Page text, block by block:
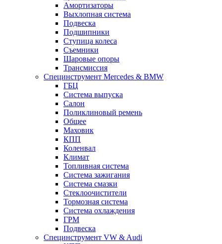
Амортизаторы
Выхлопная система
Подвеска
Подшипники
Ступица колеса
Съемники
Шаровые опоры
Трансмиссия
Специнструмент Mercedes & BMW
ГБЦ
Система выпуска
Салон
Поликлиновый ремень
Общее
Маховик
КПП
Коленвал
Климат
Топливная система
Система зажигания
Система смазки
Стеклоочистители
Тормозная система
Система охлаждения
ГРМ
Подвеска
Специнструмент VW & Audi